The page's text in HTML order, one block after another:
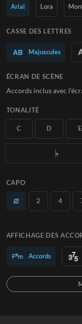
En savoir plus
Arial Lora
CASSE DES LETTRES
Majuscules
ÉCRAN DE SCÈNE
Accords inclus avec
TONALITÉ
C D E
CAPO
2 4
AFFICHAGE DES
Accords